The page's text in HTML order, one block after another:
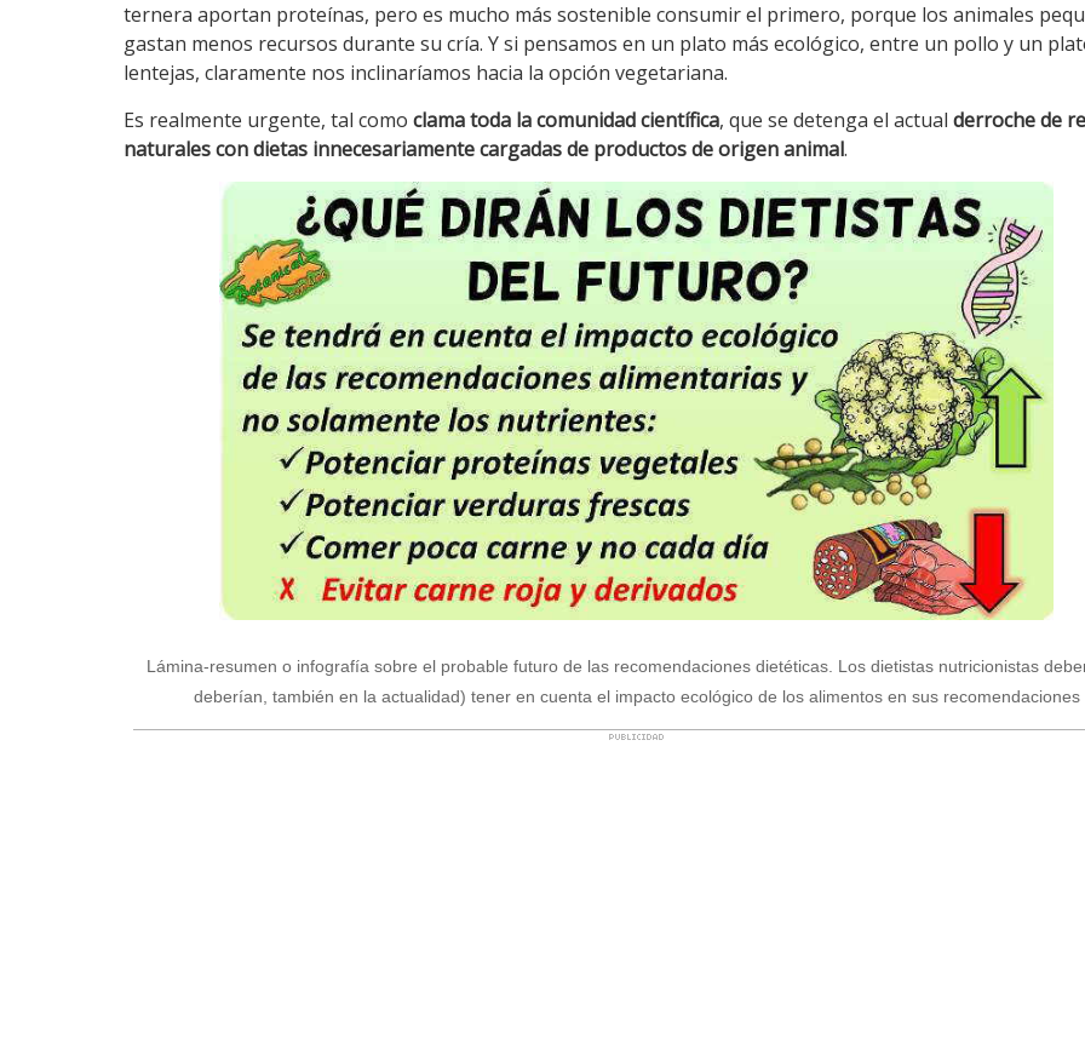
ternera aportan proteínas, pero es mucho más sostenible consumir el primero, porque los animales
gastan menos recursos durante su cría. Y si pensamos en un plato más ecológico, entre un pollo y un
lentejas, claramente nos inclinaríamos hacia la opción vegetariana.
Es realmente urgente, tal como clama toda la comunidad científica, que se detenga el actual derroche de
naturales con dietas innecesariamente cargadas de productos de origen animal.
Lámina-resumen o infografía sobre el probable futuro de las recomendaciones dietéticas. Los dietistas nutricionistas
deberían, también en la actualidad) tener en cuenta el impacto ecológico de los alimentos en sus recomendaciones